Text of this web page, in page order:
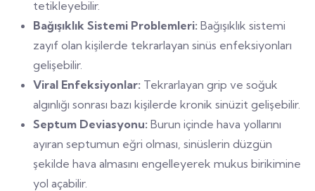
tetikleyebilir.
Bağışıklık Sistemi Problemleri: Bağışıklık sistemi
zayıf olan kişilerde tekrarlayan sinüs enfeksiyonları
gelişebilir.
Viral Enfeksiyonlar: Tekrarlayan grip ve soğuk
algınlığı sonrası bazı kişilerde kronik sinüzit gelişebilir.
Septum Deviasyonu: Burun içinde hava yollarını
ayıran septumun eğri olması, sinüslerin düzgün
şekilde hava almasını engelleyerek mukus birikimine
yol açabilir.